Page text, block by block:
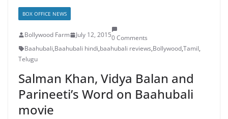
BOX OFFICE NEWS
Bollywood Farm July 12, 20150 Comments
Baahubali,Baahubali hindi,baahubali reviews,Bollywood,Tamil,
Telugu
Salman Khan, Vidya Balan and
Parineeti’s Word on Baahubali
movie